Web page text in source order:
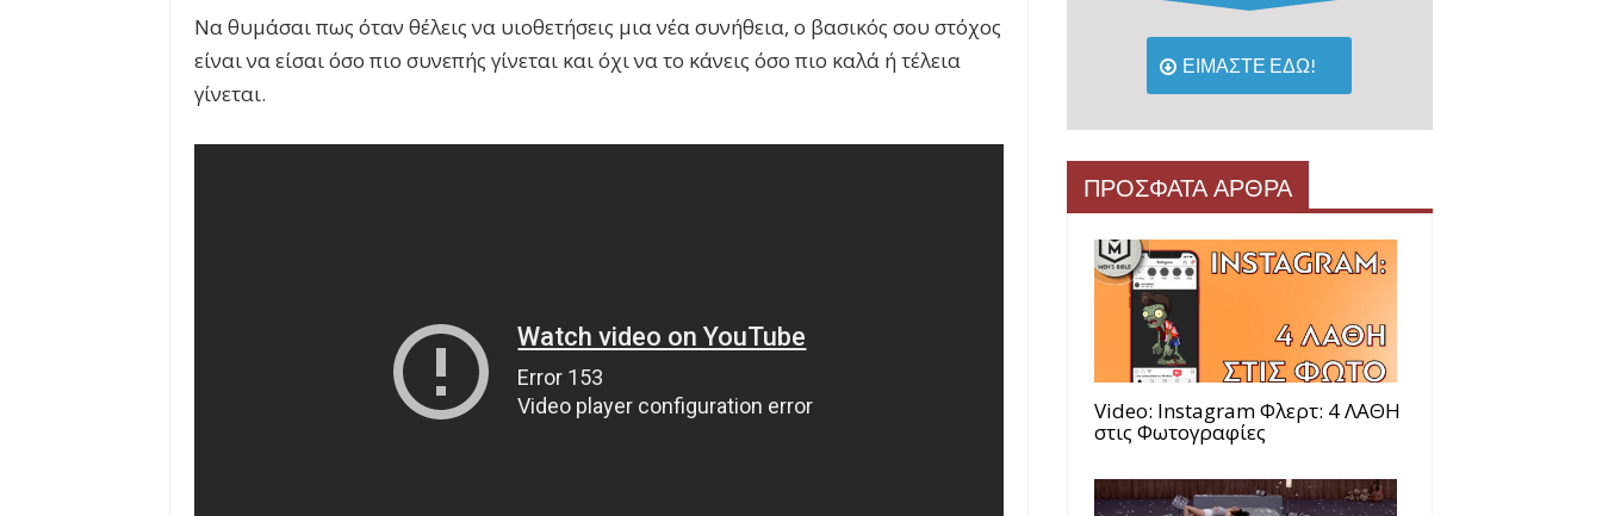
Να θυμάσαι πως όταν θέλεις να υιοθετήσεις μια νέα συνήθεια, ο βασικός σου στόχος
είναι να είσαι όσο πιο συνεπής γίνεται και όχι να το κάνεις όσο πιο καλά ή τέλεια
γίνεται.
ΕΙΜΑΣΤΕ ΕΔΩ!
ΠΡΟΣΦΑΤΑ ΑΡΘΡΑ
Video: Instagram Φλερτ: 4 ΛΑΘΗ
στις Φωτογραφίες